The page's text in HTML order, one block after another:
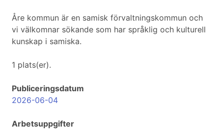
Åre kommun är en samisk förvaltningskommun och
vi välkomnar sökande som har språklig och kulturell
kunskap i samiska.
1 plats(er).
Publiceringsdatum
2026-06-04
Arbetsuppgifter